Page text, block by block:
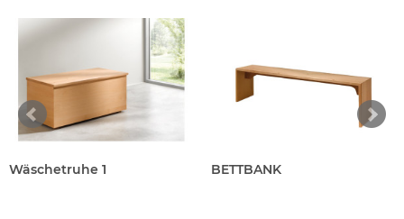
Wäschetruhe 1 BETTBANK